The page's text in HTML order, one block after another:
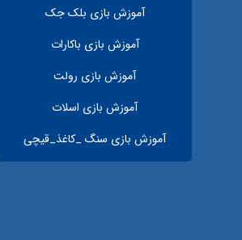
آموزش بازی بلک جک
آموزش بازی باکارات
آموزش بازی رولت
آموزش بازی اسلات
آموزش بازی سنگ _کاغذ_قیچی